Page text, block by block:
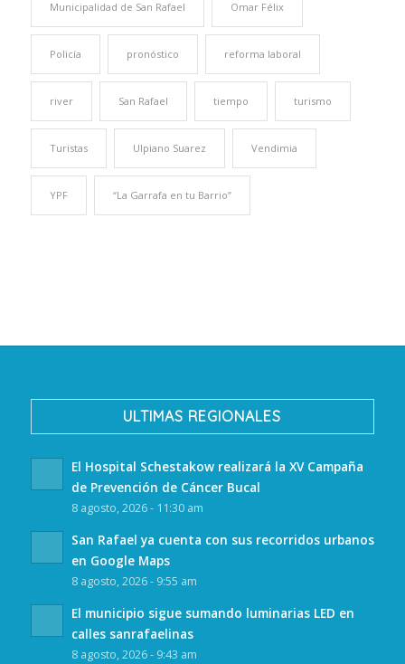
Municipalidad de San Rafael Omar Félix
Policía pronóstico reforma laboral
river San Rafael tiempo turismo
Turistas Ulpiano Suarez Vendimia
YPF “La Garrafa en tu Barrio”
ULTIMAS REGIONALES
El Hospital Schestakow realizará la XV Campaña
de Prevención de Cáncer Bucal
8 agosto, 2026 - 11:30 am
San Rafael ya cuenta con sus recorridos urbanos
en Google Maps
8 agosto, 2026 - 9:55 am
El municipio sigue sumando luminarias LED en
calles sanrafaelinas
8 agosto, 2026 - 9:43 am